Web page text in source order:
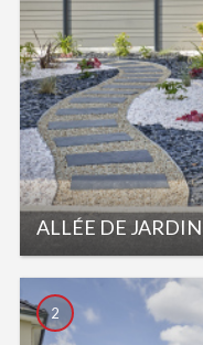
ALLÉE DE JARDIN
2